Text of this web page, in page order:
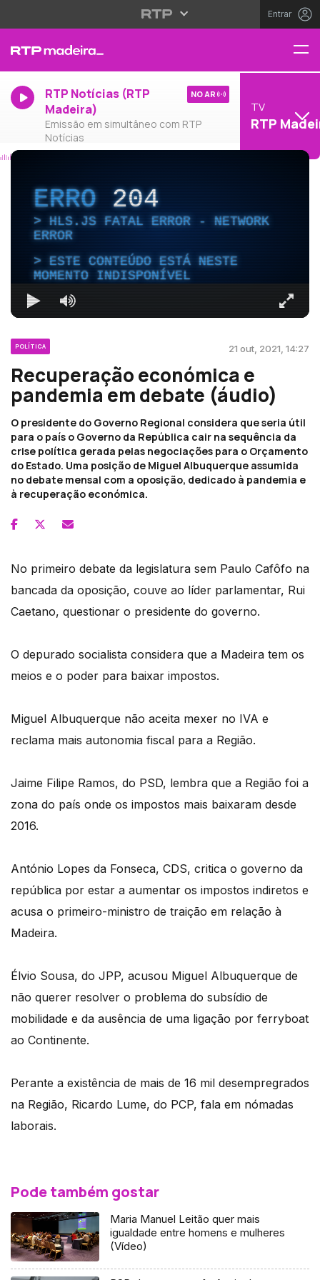
Entrar
RTP Notícias (RTP
Madeira)
Emissão em simultâneo com RTP
Notícias
NO AR
TV
RTP
ERRO204
HLS.JS FATAL ERROR - NETWORK
ERROR
ESTE CONTEÚDO ESTÁ NESTE
MOMENTO INDISPONÍVEL
POLÍTICA 21 out, 2021, 14:27
Recuperação económica e
pandemia em debate (áudio)
O presidente do Governo Regional considera que seria útil
para o país o Governo da República cair na sequência da
crise política gerada pelas negociações para o Orçamento
do Estado. Uma posição de Miguel Albuquerque assumida
no debate mensal com a oposição, dedicado à pandemia e
à recuperação económica.
No primeiro debate da legislatura sem Paulo Cafôfo na
bancada da oposição, couve ao líder parlamentar, Rui
Caetano, questionar o presidente do governo.
O depurado socialista considera que a Madeira tem os
meios e o poder para baixar impostos.
Miguel Albuquerque não aceita mexer no IVA e
reclama mais autonomia fiscal para a Região.
Jaime Filipe Ramos, do PSD, lembra que a Região foi a
zona do país onde os impostos mais baixaram desde
2016.
António Lopes da Fonseca, CDS, critica o governo da
república por estar a aumentar os impostos indiretos e
acusa o primeiro-ministro de traição em relação à
Madeira.
Élvio Sousa, do JPP, acusou Miguel Albuquerque de
não querer resolver o problema do subsídio de
mobilidade e da ausência de uma ligação por ferryboat
ao Continente.
Perante a existência de mais de 16 mil desempregrados
na Região, Ricardo Lume, do PCP, fala em nómadas
laborais.
Pode também gostar
Maria Manuel Leitão quer mais
igualdade entre homens e mulheres
(Vídeo)